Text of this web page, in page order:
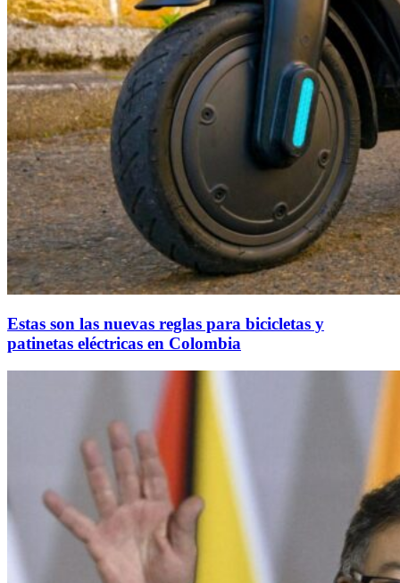
Estas son las nuevas reglas para bicicletas y
patinetas eléctricas en Colombia